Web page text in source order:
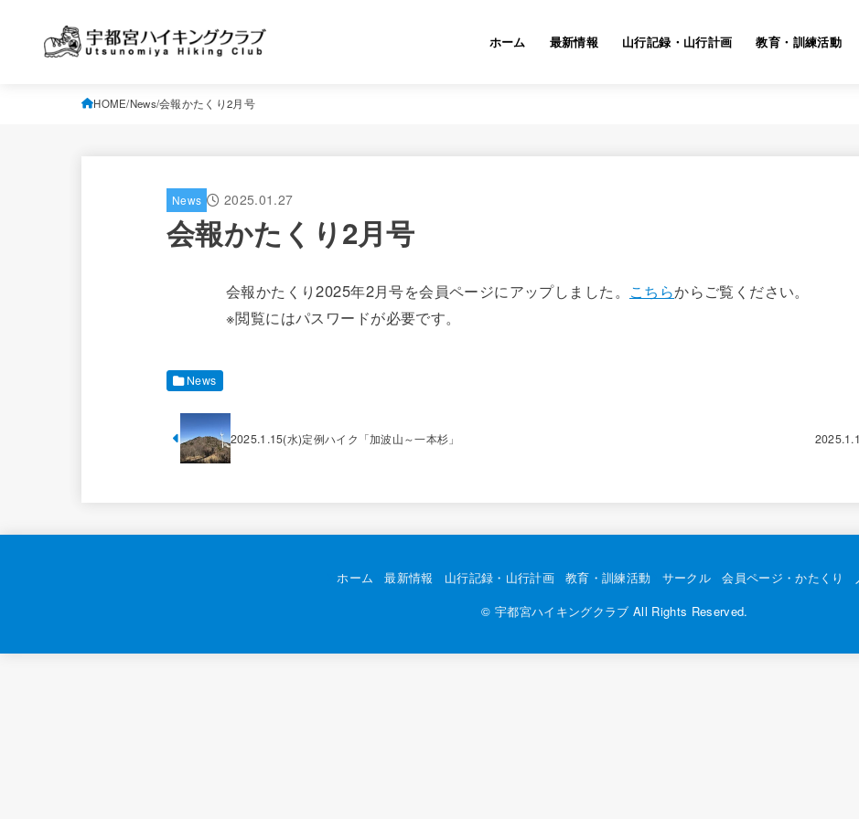
ホーム 最新情報 山行記録・山行計画 教育・訓練活動
HOME News 会報かたくり2月号
News 2025.01.27
会報かたくり2月号
会報かたくり2025年2月号を会員ページにアップしました。 こちらからご覧ください。
※閲覧にはパスワードが必要です。
News
2025.1.15(水)定例ハイク「加波山～一本杉」
ホーム 最新情報 山行記録・山行計画 教育・訓練活動 サークル 会員ページ・かたくり
©宇都宮ハイキングクラブ All Rights Reserved.